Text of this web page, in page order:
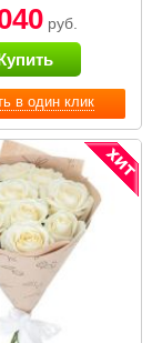
в один клик
руб.